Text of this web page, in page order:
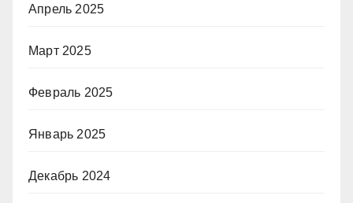
Апрель 2025
Март 2025
Февраль 2025
Январь 2025
Декабрь 2024